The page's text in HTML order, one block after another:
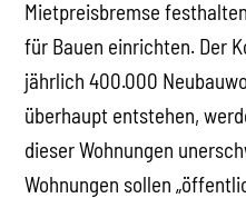
Mietpreisbremse
für Bauen einrichten. Der
jährlich 400.000
überhaupt entstehen,
dieser Wohnungen
Wohnungen sollen